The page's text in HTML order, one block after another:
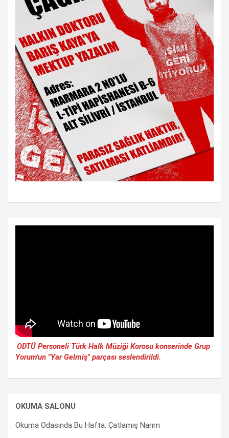
ODTÜ Personeli Türk Halk Müziği Korosu konserinde Grup
Yorum'un "Yar Gelmiş" parçası seslendirildi.
OKUMA SALONU
Okuma Odasında Bu Hafta: Çatlamış Narım